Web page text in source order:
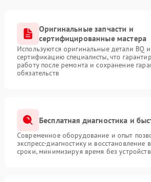
Оригинальные запчасти и
сертифицированные мастера
Используются оригинальные детали BQ
сертификацию специалисты, что
работу после ремонта и сохранение
обязательств
Бесплатная диагностика и
Современное оборудование и опыт
экспресс-диагностику и восстановление
сроки, минимизируя время без